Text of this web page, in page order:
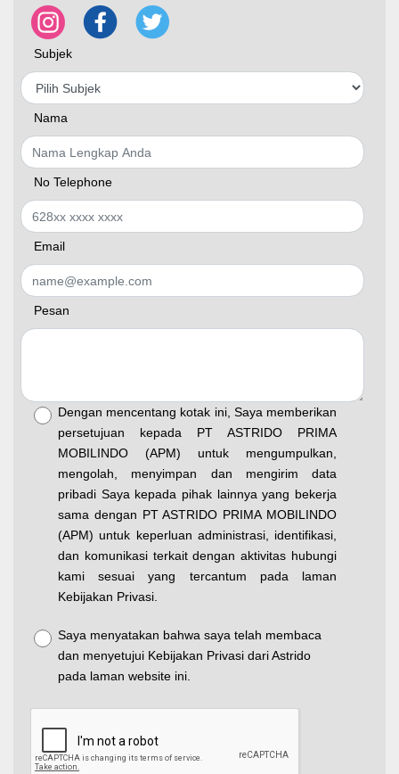
Subjek
Nama
No Telephone
Email
Pesan
Dengan mencentang kotak ini, Saya memberikan
persetujuan kepada PT ASTRIDO PRIMA
MOBILINDO (APM) untuk mengumpulkan,
mengolah, menyimpan dan mengirim data
pribadi Saya kepada pihak lainnya yang bekerja
sama dengan PT ASTRIDO PRIMA MOBILINDO
(APM) untuk keperluan administrasi, identifikasi,
dan komunikasi terkait dengan aktivitas hubungi
kami sesuai yang tercantum pada laman
Kebijakan Privasi.
Saya menyatakan bahwa saya telah membaca
dan menyetujui Kebijakan Privasi dari Astrido
pada laman website ini.